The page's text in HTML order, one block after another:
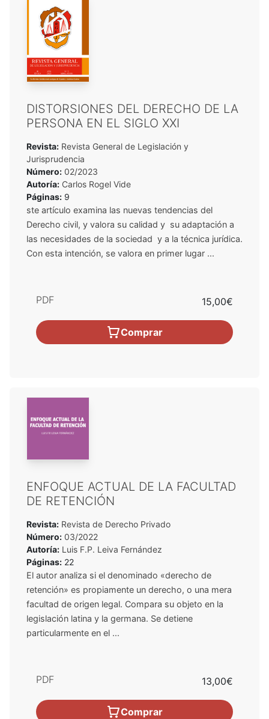
DISTORSIONES DEL DERECHO DE LA
PERSONA EN EL SIGLO XXI
Revista: Revista General de Legislación y
Jurisprudencia
Número: 02/2023
Autoría: Carlos Rogel Vide
Páginas: 9
ste artículo examina las nuevas tendencias del
Derecho civil, y valora su calidad y su adaptación a
las necesidades de la sociedad y a la técnica jurídica.
Con esta intención, se valora en primer lugar ...
PDF 15,00€
Comprar
ENFOQUE ACTUAL DE LA FACULTAD
DE RETENCIÓN
Revista: Revista de Derecho Privado
Número: 03/2022
Autoría: Luis F.P. Leiva Fernández
Páginas: 22
El autor analiza si el denominado «derecho de
retención» es propiamente un derecho, o una mera
facultad de origen legal. Compara su objeto en la
legislación latina y la germana. Se detiene
particularmente en el ...
PDF 13,00€
Comprar